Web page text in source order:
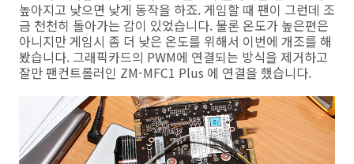
높아지고 낮으면 낮게 동작을 하죠. 게임할 때 팬이 그런데 조
금 천천히 돌아가는 감이 있었습니다. 물론 온도가 높은편은
아니지만 게임시 좀 더 낮은 온도를 위해서 이번에 개조를 해
봤습니다. 그래픽카드의 PWM에 연결되는 방식을 제거하고
잘만 팬컨트롤러인 ZM-MFC1 Plus 에 연결을 했습니다.